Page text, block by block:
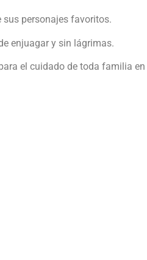
sus personajes favoritos.
enjuagar y sin lágrimas.
el cuidado de toda familia en